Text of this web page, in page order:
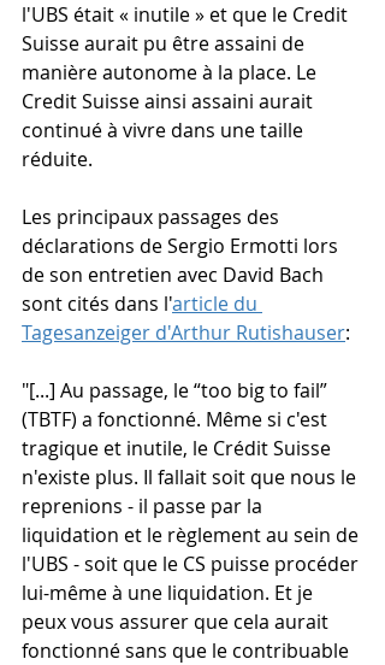
l'UBS était « inutile » et que le Credit
Suisse aurait pu être assaini de
manière autonome à la place. Le
Credit Suisse ainsi assaini aurait
continué à vivre dans une taille
réduite.
Les principaux passages des
déclarations de Sergio Ermotti lors
de son entretien avec David Bach
sont cités dans l'article du
Tagesanzeiger d'Arthur Rutishauser:
"[...] Au passage, le “too big to fail”
(TBTF) a fonctionné. Même si c'est
tragique et inutile, le Crédit Suisse
n'existe plus. Il fallait soit que nous le
reprenions - il passe par la
liquidation et le règlement au sein de
l'UBS - soit que le CS puisse procéder
lui-même à une liquidation. Et je
peux vous assurer que cela aurait
fonctionné sans que le contribuable